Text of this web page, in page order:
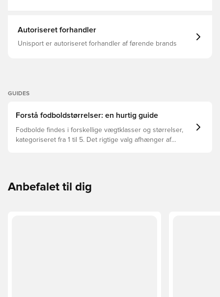
Autoriseret forhandler
Unisport er autoriseret forhandler af førende brands
GUIDES
Forstå fodboldstørrelser: en hurtig guide
Fodbolde findes i forskellige vægtklasser og størrelser,
kategoriseret fra 1 til 5. Det rigtige valg afhænger af
Anbefalet til dig